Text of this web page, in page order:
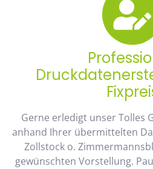
Gerne erledigt unser Tolles
anhand Ihrer übermittelten
Zollstock o.
gewünschten Vorstellung.